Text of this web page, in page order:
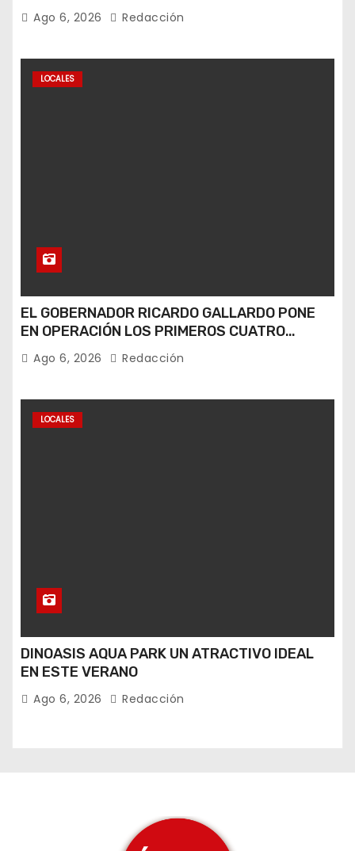
Ago 6, 2026 Redacción
LOCALES
EL GOBERNADOR RICARDO GALLARDO PONE
EN OPERACIÓN LOS PRIMEROS CUATRO
PERROS ROBOT
Ago 6, 2026 Redacción
LOCALES
DINOASIS AQUA PARK UN ATRACTIVO IDEAL
EN ESTE VERANO
Ago 6, 2026 Redacción